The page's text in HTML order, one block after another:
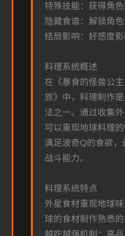
特殊技能：获得角
隐藏食谱：解锁角
结局影响：好感度
料理系统概述
在《暴食的怪兽公
旅》中，料理制作
法之一。通过收集
可以重现地球料理
满足波奇Q的食欲，
战斗能力。
料理系统特点
外星食材重现地球
球的食材制作熟悉